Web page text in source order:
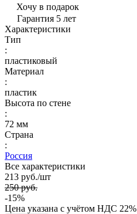
Хочу в подарок
Гарантия 5 лет
Характеристики
Тип
:
пластиковый
Материал
:
пластик
Высота по стене
:
72 мм
Страна
:
Россия
Все характеристики
213 руб./шт
250 руб.
-15%
Цена указана с учётом НДС 22%